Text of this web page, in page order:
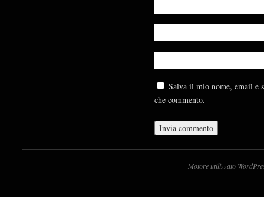
Salva il mio nome, email e
che commento.
Motore utilizzato